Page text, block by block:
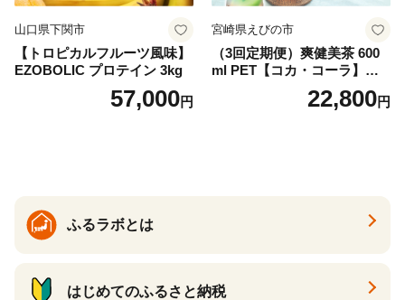
山口県下関市
【トロピカルフルーツ風味】
EZOBOLIC プロテイン 3kg
57,000円
宮崎県えびの市
（3回定期便）爽健美茶 600
ml PET【コカ・コーラ】ペ
ットボトル 1ケース(24本) 定
期便 3回(72本) セット お茶
22,800円
ふるラボとは
はじめてのふるさと納税